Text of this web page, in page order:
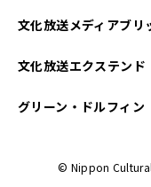
文化放送メディアブリ
文化放送エクステンド
グリーン・ドルフィン
© Nippon